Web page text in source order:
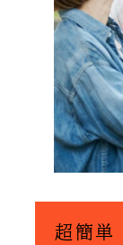
超簡単